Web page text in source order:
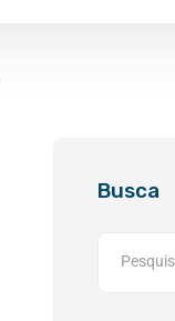
Busca